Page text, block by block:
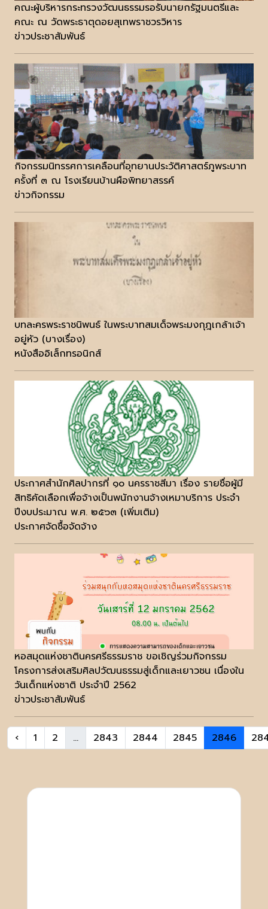
คณะผู้บริหารกระทรวงวัฒนธรรมรอรับนายกรัฐมนตรีและ
คณะ ณ วัดพระธาตุดอยสุเทพราชวรวิหาร
ข่าวประชาสัมพันธ์
กิจกรรมนิทรรศการเคลือนที่อุทยานประวัติศาสตร์ภูพระบาท
ครั้งที่ ๓ ณ โรงเรียนบ้านผือพิทยาสรรค์
ข่าวกิจกรรม
บทละครพระราชนิพนธ์ ในพระบาทสมเด็จพระมงกุฎเกล้าเจ้า
อยู่หัว (บางเรื่อง)
หนังสืออิเล็กทรอนิกส์
ประกาศสำนักศิลปากรที่ ๑๐ นครราชสีมา เรื่อง รายชื่อผู้มี
สิทธิคัดเลือกเพื่อจ้างเป็นพนักงานจ้างเหมาบริการ ประจำ
ปีงบประมาณ พ.ศ. ๒๕๖๓ (เพิ่มเติม)
ประกาศจัดซื้อจัดจ้าง
หอสมุดแห่งชาตินครศรีธรรมราช ขอเชิญร่วมกิจกรรม
โครงการส่งเสริมศิลปวัฒนธรรมสู่เด็กและเยาวชน เนื่องใน
วันเด็กแห่งชาติ ประจำปี 2562
ข่าวประชาสัมพันธ์
‹ 1 2 ... 2843 2844 2845 2846